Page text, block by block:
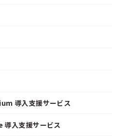
導入支援サービス
入支援サービス